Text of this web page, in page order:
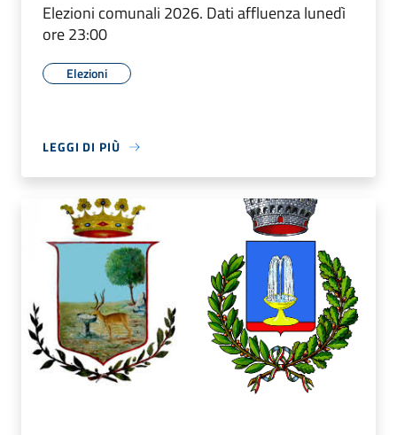
Elezioni comunali 2026. Dati affluenza lunedì
ore 23:00
Elezioni
LEGGI DI PIÙ